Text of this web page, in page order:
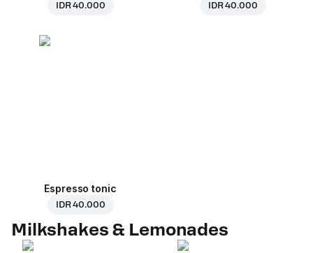
IDR 40.000 IDR 40.000
Espresso tonic
IDR 40.000
Milkshakes & Lemonades